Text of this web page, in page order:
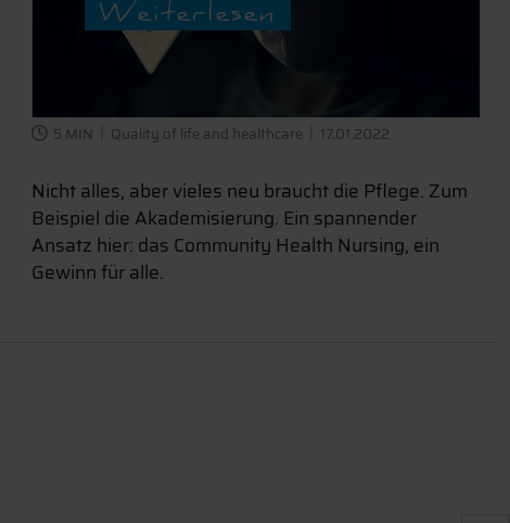
Weiterlesen
5 MIN Quality of life and healthcare 17.01.2022
Nicht alles, aber vieles neu braucht die Pflege. Zum
Beispiel die Akademisierung. Ein spannender
Ansatz hier: das Community Health Nursing, ein
Gewinn für alle.